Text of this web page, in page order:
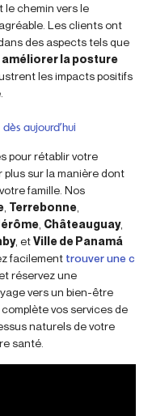
chemin vers le
Les clients ont
des aspects tels que
améliorer la posture
les impacts positifs
aujourd’hui
pour rétablir votre
plus sur la manière dont
famille. Nos
Terrebonne
Châteauguay,
, etVille de Panamá
facilement trouver une c
réservez une
vers un bien-être
complète vos services de
naturels de votre
santé.